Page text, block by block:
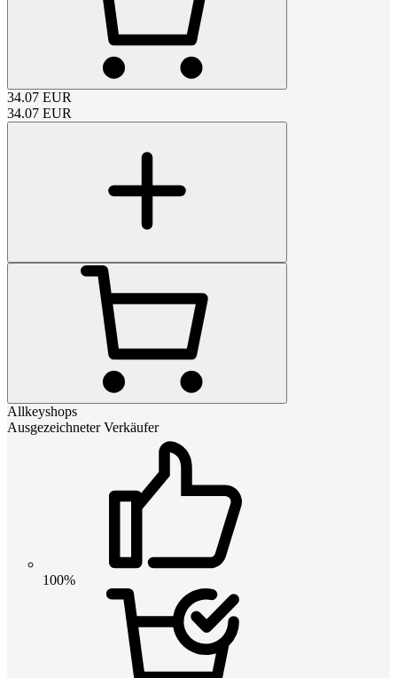
34.07 EUR
34.07 EUR
Allkeyshops
Ausgezeichneter Verkäufer
100%